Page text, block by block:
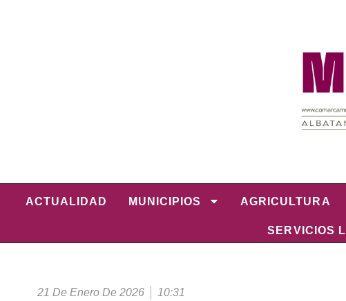
ACTUALIDAD MUNICIPIOS AGRICULTURA
SERVICIOS
21 De Enero De 2026 10:31